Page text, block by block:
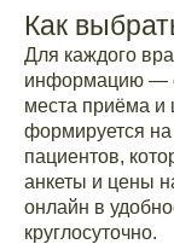
Как
Для каждого
информацию —
места приёма и
формируется
пациентов,
анкеты и цены
онлайн в
круглосуточно.